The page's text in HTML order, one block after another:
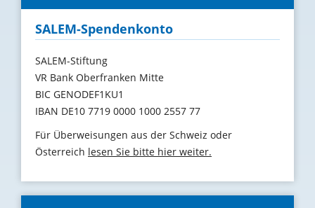
SALEM-Spendenkonto
SALEM-Stiftung
VR Bank Oberfranken Mitte
BIC GENODEF1KU1
IBAN DE10 7719 0000 1000 2557 77
Für Überweisungen aus der Schweiz oder
Österreich lesen Sie bitte hier weiter.